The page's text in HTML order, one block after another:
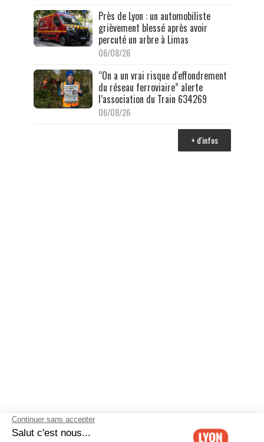
Près de Lyon : un automobiliste
grièvement blessé après avoir
percuté un arbre à Limas
06/08/26
“On a un vrai risque d'effondrement
du réseau ferroviaire” alerte
l’association du Train 634269
06/08/26
+ d'infos